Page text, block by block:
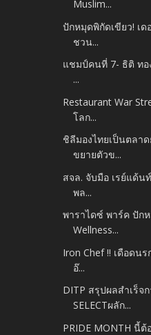
Muslim...
ปักหมุดพิกัดเขียว! เ
ชวน...
แชมป์คนที่ 7- ธิติ ท
...
Restaurant War
โลก...
ชิลีมองไทยเป็นตลา
ขยายตัวข...
สจล. จับมือ เรย์แด้
พล...
พาราไดซ์ พาร์ค ปัก
Wellness...
Iron Chef !! เดือดน
อ๊...
DITP สรุปผลสำเร็จ
SELECTผลัก...
PRIDE MONTH นี้ต้